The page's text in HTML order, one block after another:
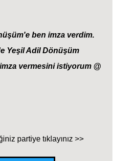
ben imza verdim.
Yeşil Adil Dönüşüm
vermesini istiyorum @
partiye tıklayınız >>